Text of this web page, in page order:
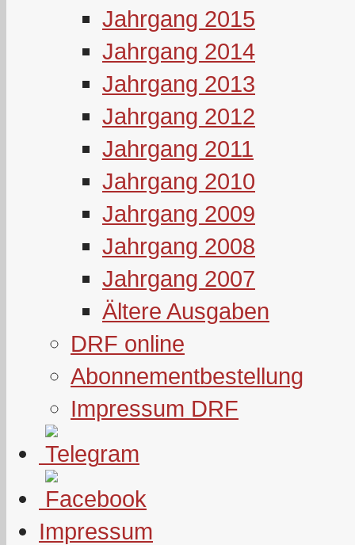
Jahrgang 2015
Jahrgang 2014
Jahrgang 2013
Jahrgang 2012
Jahrgang 2011
Jahrgang 2010
Jahrgang 2009
Jahrgang 2008
Jahrgang 2007
Ältere Ausgaben
DRF online
Abonnementbestellung
Impressum DRF
Impressum